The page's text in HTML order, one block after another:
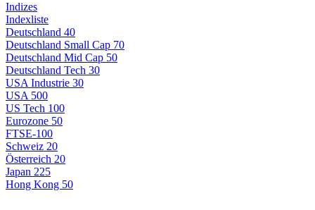
Indizes
Indexliste
Deutschland 40
Deutschland Small Cap 70
Deutschland Mid Cap 50
Deutschland Tech 30
USA Industrie 30
USA 500
US Tech 100
Eurozone 50
FTSE-100
Schweiz 20
Österreich 20
Japan 225
Hong Kong 50